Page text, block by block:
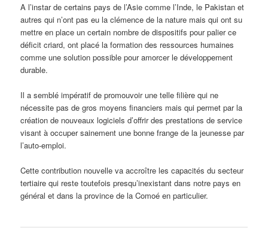
A l’instar de certains pays de l’Asie comme l’Inde, le Pakistan et
autres qui n’ont pas eu la clémence de la nature mais qui ont su
mettre en place un certain nombre de dispositifs pour palier ce
déficit criard, ont placé la formation des ressources humaines
comme une solution possible pour amorcer le développement
durable.
Il a semblé impératif de promouvoir une telle filière qui ne
nécessite pas de gros moyens financiers mais qui permet par la
création de nouveaux logiciels d’offrir des prestations de service
visant à occuper sainement une bonne frange de la jeunesse par
l’auto-emploi.
Cette contribution nouvelle va accroître les capacités du secteur
tertiaire qui reste toutefois presqu’inexistant dans notre pays en
général et dans la province de la Comoé en particulier.